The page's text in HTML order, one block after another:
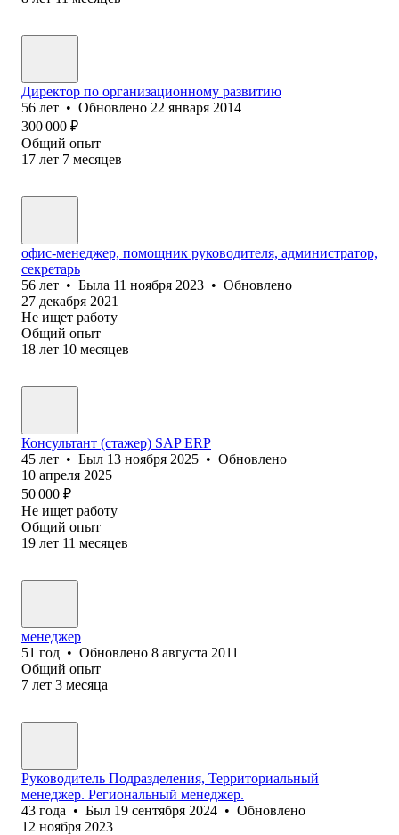
Директор по организационному развитию
56 лет • Обновлено 22 января 2014
300 000 ₽
Общий опыт
17 лет 7 месяцев
офис-менеджер, помощник руководителя, администратор,
секретарь
56 лет • Была 11 ноября 2023 • Обновлено
27 декабря 2021
Не ищет работу
Общий опыт
18 лет 10 месяцев
Консультант (стажер) SAP ERP
45 лет • Был 13 ноября 2025 • Обновлено
10 апреля 2025
50 000 ₽
Не ищет работу
Общий опыт
19 лет 11 месяцев
менеджер
51 год • Обновлено 8 августа 2011
Общий опыт
7 лет 3 месяца
Руководитель Подразделения, Территориальный
менеджер. Региональный менеджер.
43 года • Был 19 сентября 2024 • Обновлено
12 ноября 2023